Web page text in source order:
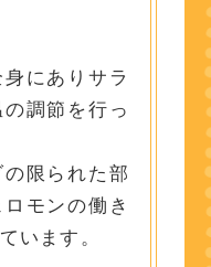
にありサラ
調節を行っ
限られた部
モンの働き
います。